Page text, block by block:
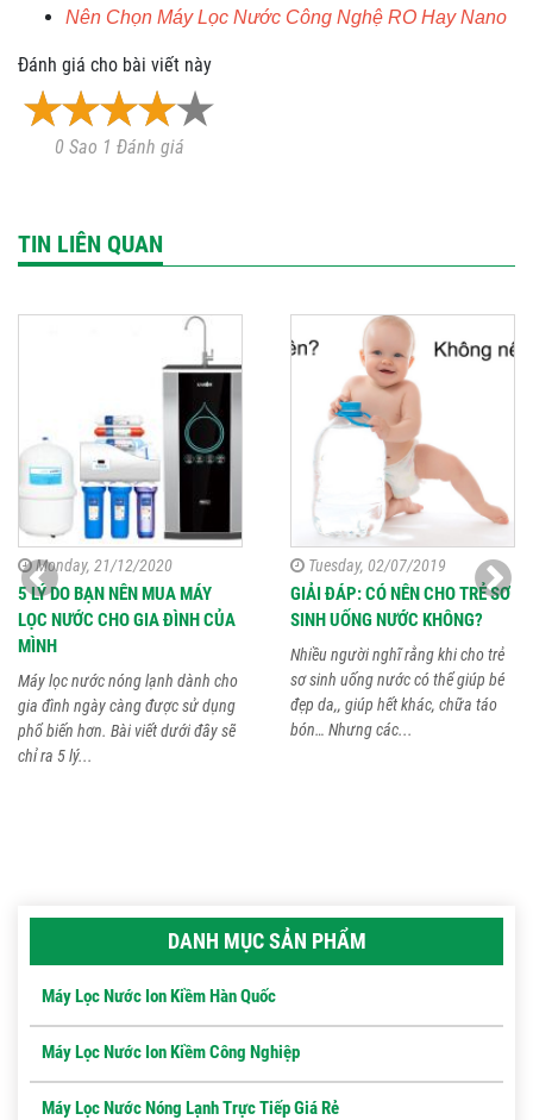
Nên Chọn Máy Lọc Nước Công Nghệ RO Hay Nano
Đánh giá cho bài viết này
0 Sao 1 Đánh giá
TIN LIÊN QUAN
Monday, 21/12/2020
5 LÝ DO BẠN NÊN MUA MÁY
LỌC NƯỚC CHO GIA ĐÌNH CỦA
MÌNH
Máy lọc nước nóng lạnh dành cho
gia đình ngày càng được sử dụng
phổ biến hơn. Bài viết dưới đây sẽ
chỉ ra 5 lý...
Tuesday, 02/07/2019
GIẢI ĐÁP: CÓ NÊN CHO TRẺ SƠ
SINH UỐNG NƯỚC KHÔNG?
Nhiều người nghĩ rằng khi cho trẻ
sơ sinh uống nước có thể giúp bé
đẹp da,, giúp hết khác, chữa táo
bón… Nhưng các...
DANH MỤC SẢN PHẨM
Máy Lọc Nước Ion Kiềm Hàn Quốc
Máy Lọc Nước Ion Kiềm Công Nghiệp
Máy Lọc Nước Nóng Lạnh Trực Tiếp Giá Rẻ